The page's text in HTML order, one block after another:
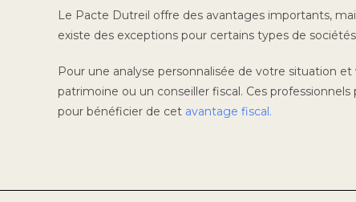
Le Pacte Dutreil offre des avantages importants,
existe des exceptions pour certains types de
Pour une analyse personnalisée de votre situation
patrimoine ou un conseiller fiscal. Ces
pour bénéficier de cet avantage fiscal.